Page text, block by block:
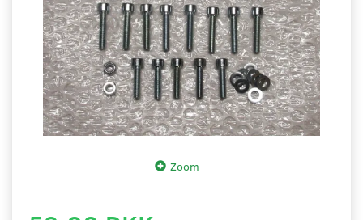
Zoom